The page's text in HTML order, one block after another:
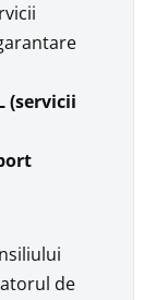
(servicii
de